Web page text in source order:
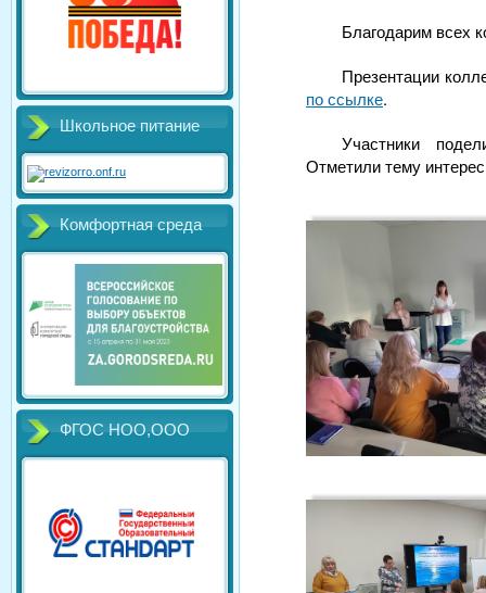
Школьное питание
Комфортная среда
ФГОС НОО,ООО
Благодарим всех
Презентации
по ссылке.
Участники
Отметили тему